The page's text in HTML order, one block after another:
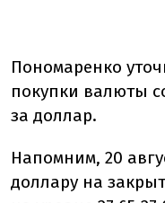
Пономаренко
покупки валюты
за доллар.
Напомним, 20
доллару на